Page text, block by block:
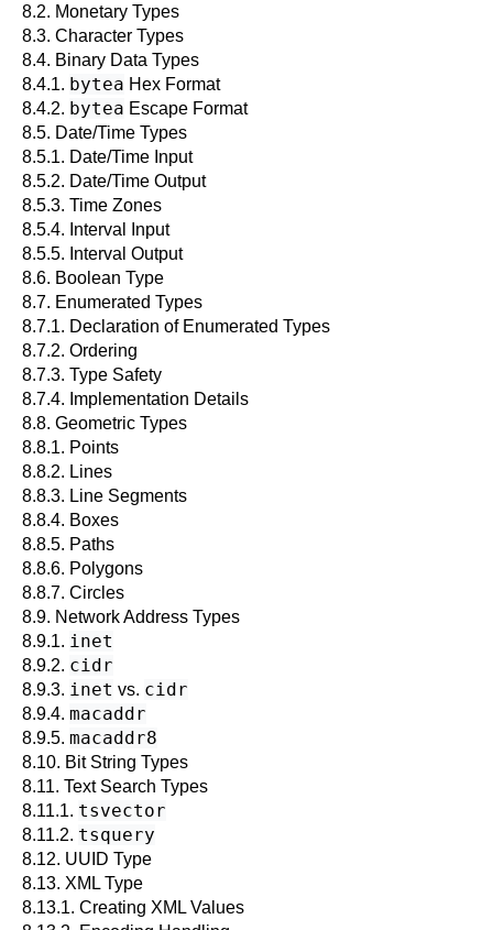
8.2. Monetary Types
8.3. Character Types
8.4. Binary Data Types
8.4.1. bytea Hex Format
8.4.2. bytea Escape Format
8.5. Date/Time Types
8.5.1. Date/Time Input
8.5.2. Date/Time Output
8.5.3. Time Zones
8.5.4. Interval Input
8.5.5. Interval Output
8.6. Boolean Type
8.7. Enumerated Types
8.7.1. Declaration of Enumerated Types
8.7.2. Ordering
8.7.3. Type Safety
8.7.4. Implementation Details
8.8. Geometric Types
8.8.1. Points
8.8.2. Lines
8.8.3. Line Segments
8.8.4. Boxes
8.8.5. Paths
8.8.6. Polygons
8.8.7. Circles
8.9. Network Address Types
8.9.1. inet
8.9.2. cidr
8.9.3. inet vs. cidr
8.9.4. macaddr
8.9.5. macaddr8
8.10. Bit String Types
8.11. Text Search Types
8.11.1. tsvector
8.11.2. tsquery
8.12. UUID Type
8.13. XML Type
8.13.1. Creating XML Values